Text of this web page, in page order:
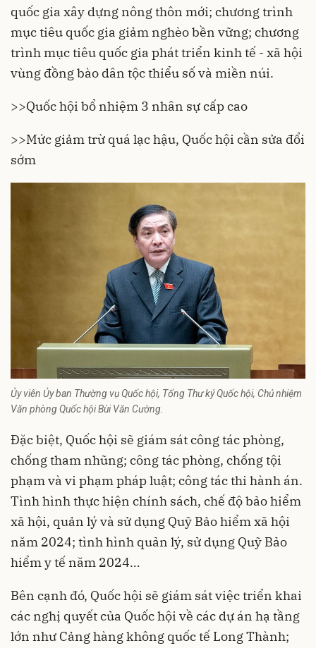
quốc gia xây dựng nông thôn mới; chương trình
mục tiêu quốc gia giảm nghèo bền vững; chương
trình mục tiêu quốc gia phát triển kinh tế - xã hội
vùng đồng bào dân tộc thiểu số và miền núi.
>>Quốc hội bổ nhiệm 3 nhân sự cấp cao
>>Mức giảm trừ quá lạc hậu, Quốc hội cần sửa đổi
sớm
Ủy viên Ủy ban Thường vụ Quốc hội, Tổng Thư ký Quốc hội, Chủ nhiệm
Văn phòng Quốc hội Bùi Văn Cường.
Đặc biệt, Quốc hội sẽ giám sát công tác phòng,
chống tham nhũng; công tác phòng, chống tội
phạm và vi phạm pháp luật; công tác thi hành án.
Tình hình thực hiện chính sách, chế độ bảo hiểm
xã hội, quản lý và sử dụng Quỹ Bảo hiểm xã hội
năm 2024; tình hình quản lý, sử dụng Quỹ Bảo
hiểm y tế năm 2024…
Bên cạnh đó, Quốc hội sẽ giám sát việc triển khai
các nghị quyết của Quốc hội về các dự án hạ tầng
lớn như Cảng hàng không quốc tế Long Thành;